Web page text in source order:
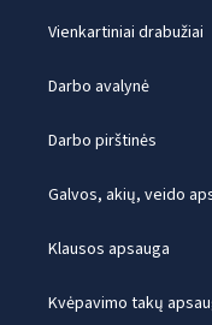
Vienkartiniai drabužiai
Darbo avalynė
Darbo pirštinės
Galvos, akių, veido
Klausos apsauga
Kvėpavimo takų